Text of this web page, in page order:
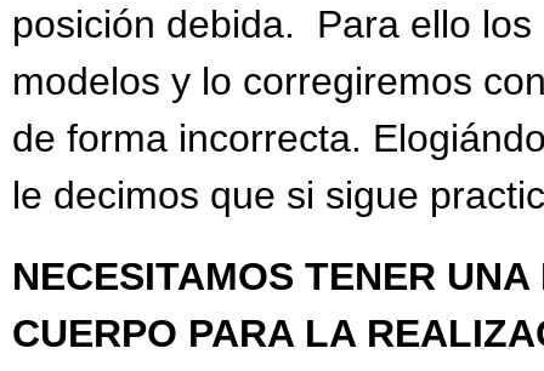
posición debida. Para ello
modelos y lo corregiremos
de forma incorrecta.
le decimos que si sigue
NECESITAMOS TENER
CUERPO PARA LA